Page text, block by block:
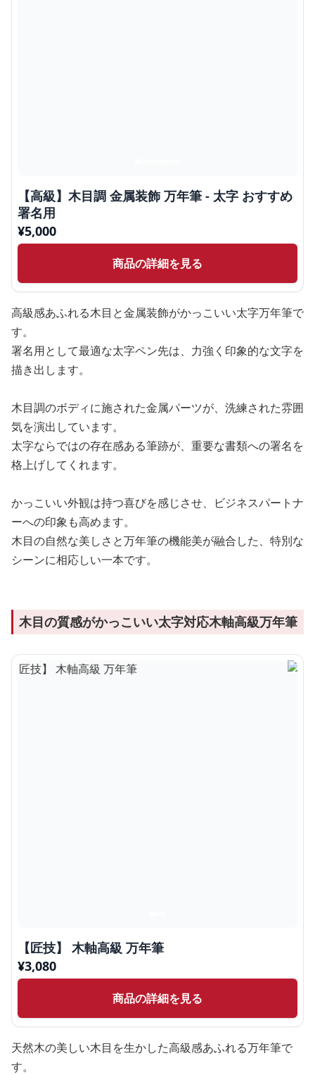
【高級】木目調 金属装飾 万年筆 - 太字 おすすめ
署名用
¥5,000
商品の詳細を見る
高級感あふれる木目と金属装飾がかっこいい太字万年筆で
す。
署名用として最適な太字ペン先は、力強く印象的な文字を
描き出します。
木目調のボディに施された金属パーツが、洗練された雰囲
気を演出しています。
太字ならではの存在感ある筆跡が、重要な書類への署名を
格上げしてくれます。
かっこいい外観は持つ喜びを感じさせ、ビジネスパートナ
ーへの印象も高めます。
木目の自然な美しさと万年筆の機能美が融合した、特別な
シーンに相応しい一本です。
木目の質感がかっこいい太字対応木軸高級万年筆
【匠技】 木軸高級 万年筆
¥3,080
商品の詳細を見る
天然木の美しい木目を生かした高級感あふれる万年筆で
す。